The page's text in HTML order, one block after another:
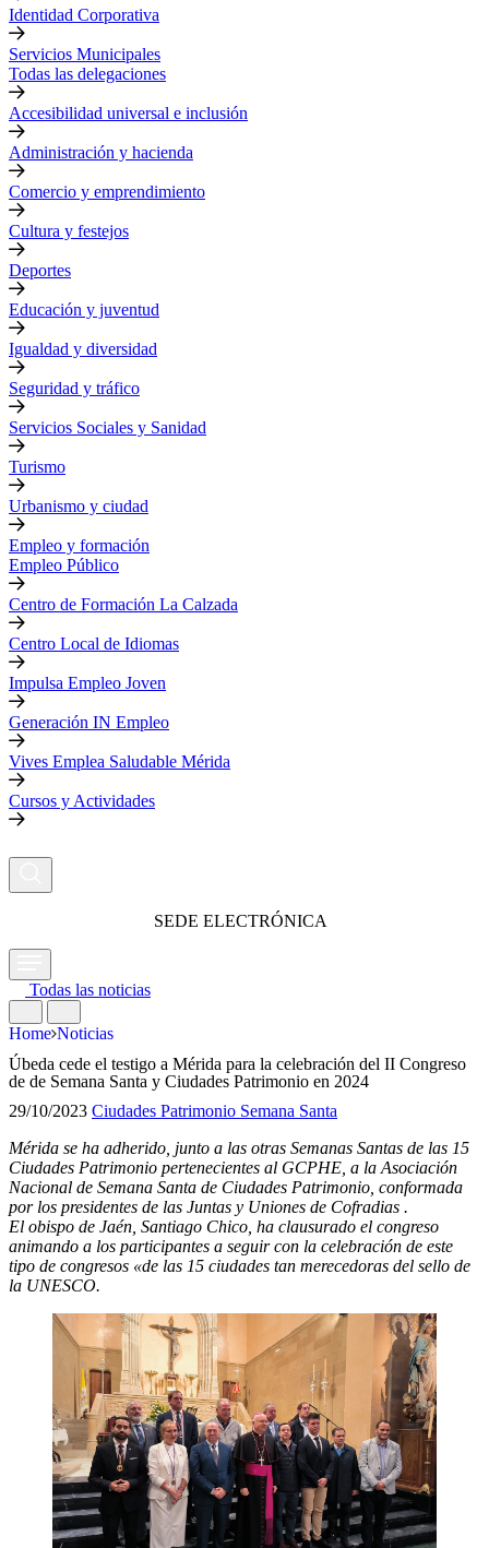
Identidad Corporativa
Servicios Municipales
Todas las delegaciones
Accesibilidad universal e inclusión
Administración y hacienda
Comercio y emprendimiento
Cultura y festejos
Deportes
Educación y juventud
Igualdad y diversidad
Seguridad y tráfico
Servicios Sociales y Sanidad
Turismo
Urbanismo y ciudad
Empleo y formación
Empleo Público
Centro de Formación La Calzada
Centro Local de Idiomas
Impulsa Empleo Joven
Generación IN Empleo
Vives Emplea Saludable Mérida
Cursos y Actividades
SEDE ELECTRÓNICA
Todas las noticias
Home Noticias
Úbeda cede el testigo a Mérida para la celebración del II Congreso
de de Semana Santa y Ciudades Patrimonio en 2024
29/10/2023 Ciudades Patrimonio Semana Santa
Mérida se ha adherido, junto a las otras Semanas Santas de las 15
Ciudades Patrimonio pertenecientes al GCPHE, a la Asociación
Nacional de Semana Santa de Ciudades Patrimonio, conformada
por los presidentes de las Juntas y Uniones de Cofradias .
El obispo de Jaén, Santiago Chico, ha clausurado el congreso
animando a los participantes a seguir con la celebración de este
tipo de congresos «de las 15 ciudades tan merecedoras del sello de
la UNESCO.